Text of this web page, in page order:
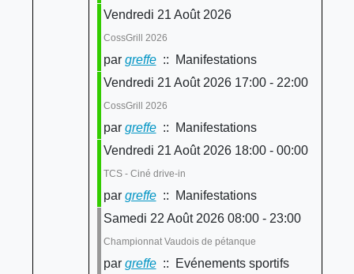
Vendredi 21 Août 2026
CossGrill 2026
par greffe:: Manifestations
Vendredi 21 Août 2026 17:00 - 22:00
CossGrill 2026
par greffe:: Manifestations
Vendredi 21 Août 2026 18:00 - 00:00
TCS - Ciné drive-in
par greffe:: Manifestations
Samedi 22 Août 2026 08:00 - 23:00
Championnat Vaudois de pétanque
par greffe:: Evénements sportifs